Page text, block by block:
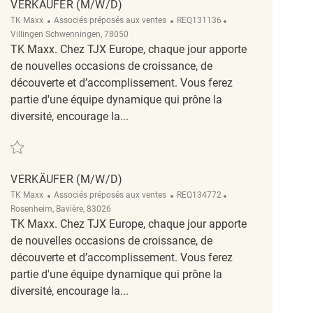
VERKÄUFER (M/W/D)
TK Maxx Catégorie
Associés préposés aux ventes ReqId
REQ131136
Villingen Schwenningen, 78050
TK Maxx. Chez TJX Europe, chaque jour apporte
de nouvelles occasions de croissance, de
découverte et d’accomplissement. Vous ferez
partie d'une équipe dynamique qui prône la
diversité, encourage la...
Sauvegarder Verkäufer (m/w/d) REQ131136
VERKÄUFER (M/W/D)
TK Maxx Catégorie
Associés préposés aux ventes ReqId
REQ134772
Rosenheim, Bavière, 83026
TK Maxx. Chez TJX Europe, chaque jour apporte
de nouvelles occasions de croissance, de
découverte et d’accomplissement. Vous ferez
partie d'une équipe dynamique qui prône la
diversité, encourage la...